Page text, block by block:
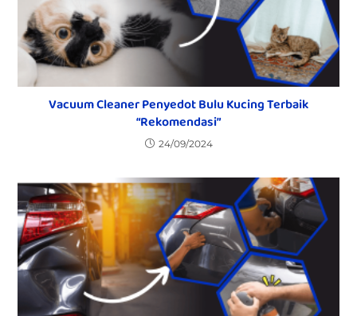
Vacuum Cleaner Penyedot Bulu Kucing Terbaik
“Rekomendasi”
24/09/2024